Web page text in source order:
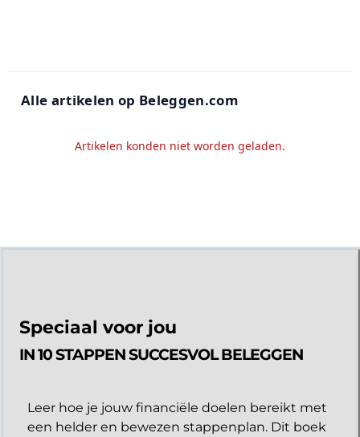
Alle artikelen op Beleggen.com
Artikelen konden niet worden geladen.
Speciaal voor jou
IN 10 STAPPEN SUCCESVOL BELEGGEN
Leer hoe je jouw financiële doelen bereikt met
een helder en bewezen stappenplan. Dit boek